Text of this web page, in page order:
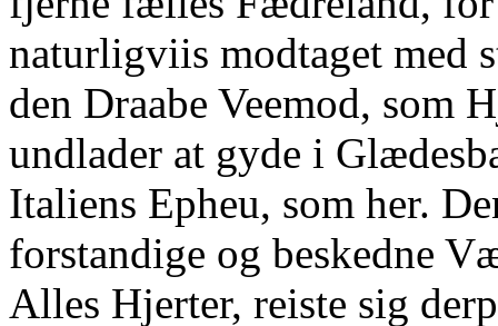
naturligviis modtaget med
den Draabe Veemod, som
undlader at gyde i
Italiens Epheu, som her.
forstandige og beskedne
Alles Hjerter, reiste sig